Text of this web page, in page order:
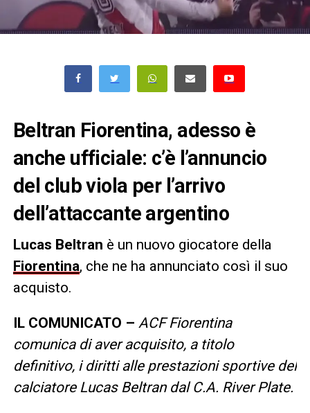
Beltran Fiorentina, adesso è
anche ufficiale: c’è l’annuncio
del club viola per l’arrivo
dell’attaccante argentino
Lucas Beltran è un nuovo giocatore della
Fiorentina, che ne ha annunciato così il suo
acquisto.
IL COMUNICATO – ACF Fiorentina
comunica di aver acquisito, a titolo
definitivo, i diritti alle prestazioni sportive del
calciatore Lucas Beltran dal C.A. River Plate.